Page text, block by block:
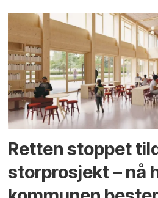
Retten stoppet
storprosjekt – nå